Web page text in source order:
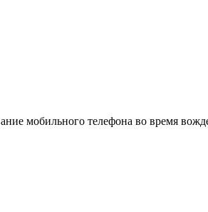
мобильного телефона во время